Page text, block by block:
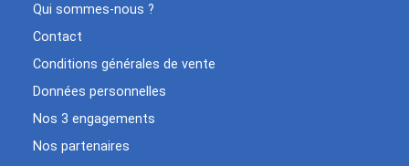
Qui sommes-nous ?
Contact
Conditions générales de vente
Données personnelles
Nos 3 engagements
Nos partenaires